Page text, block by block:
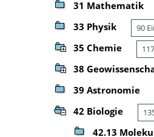
31 Mathematik
33 Physik 90
35 Chemie
38
39 Astronomie
42 Biologie
42.13